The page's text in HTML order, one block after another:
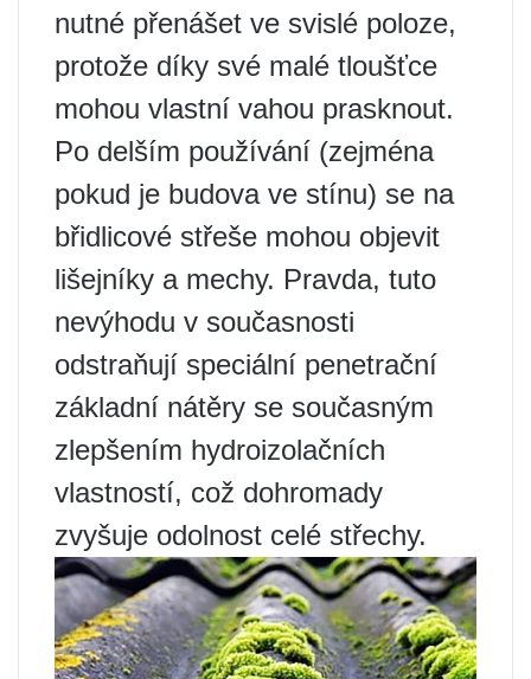
nutné přenášet ve svislé poloze,
protože díky své malé tloušťce
mohou vlastní vahou prasknout.
Po delším používání (zejména
pokud je budova ve stínu) se na
břidlicové střeše mohou objevit
lišejníky a mechy. Pravda, tuto
nevýhodu v současnosti
odstraňují speciální penetrační
základní nátěry se současným
zlepšením hydroizolačních
vlastností, což dohromady
zvyšuje odolnost celé střechy.